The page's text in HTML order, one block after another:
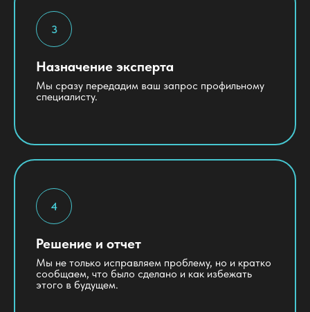
Назначение эксперта
Мы сразу передадим ваш запрос профильному
специалисту.
Решение и отчет
Мы не только исправляем проблему, но и кратко
сообщаем, что было сделано и как избежать
этого в будущем.